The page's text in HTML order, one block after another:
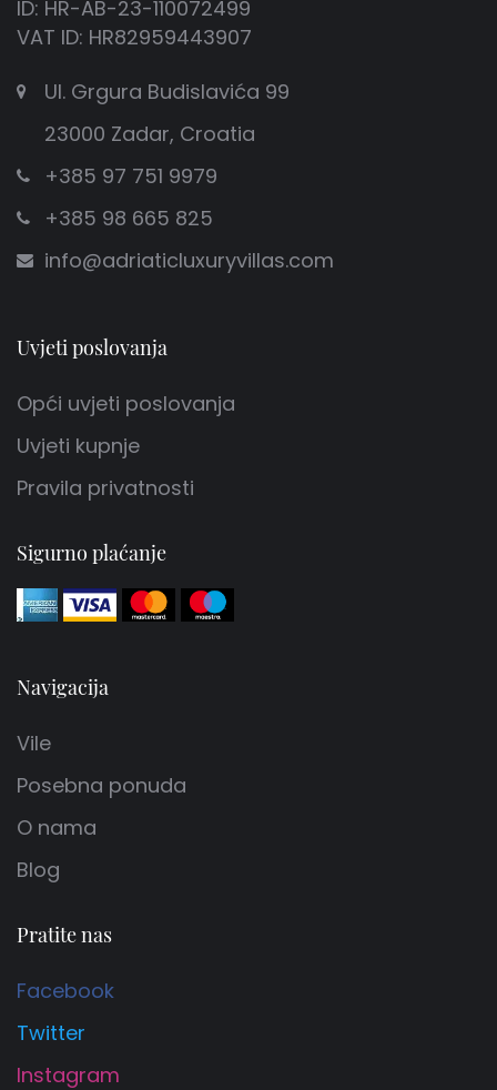
ID: HR-AB-23-110072499
VAT ID: HR82959443907
Ul. Grgura Budislavića 99
23000 Zadar, Croatia
+385 97 751 9979
+385 98 665 825
info@adriaticluxuryvillas.com
Uvjeti poslovanja
Opći uvjeti poslovanja
Uvjeti kupnje
Pravila privatnosti
Sigurno plaćanje
Navigacija
Vile
Posebna ponuda
O nama
Blog
Pratite nas
Facebook
Twitter
Instagram